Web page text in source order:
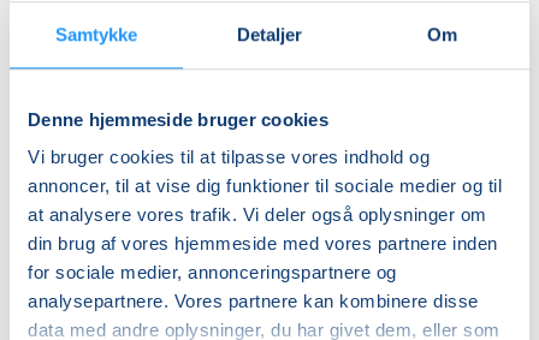
Samtykke Detaljer Om
Denne hjemmeside bruger cookies
Vi bruger cookies til at tilpasse vores indhold og
annoncer, til at vise dig funktioner til sociale medier og til
at analysere vores trafik. Vi deler også oplysninger om
din brug af vores hjemmeside med vores partnere inden
for sociale medier, annonceringspartnere og
analysepartnere. Vores partnere kan kombinere disse
data med andre oplysninger, du har givet dem, eller som
10–25 % rabat på udvalgte spisesteder i Slagelse.
Tilmeld dig her på siden. Hvis du har været med i
seneste sæson, har vi reserveret din plads og du får
en mail fra os med forhåndstilmeldingen.
Har du spørgsmål, er du altid velkommen til at
kontakte os – vi hjælper gerne.
💡 Har du forslag til kommende foredrag? Vi lytter
med glæde til input fra dig.
3262001
mandag 21.09.2026, kl. 10.00 - 12.00
Sidste mødegang
mandag 23.11.2026, kl. 10.00 - 12.00
Antal mødegange
9mødegange
Adresse